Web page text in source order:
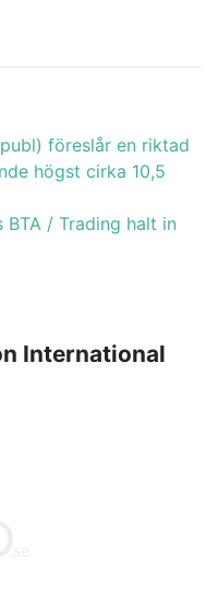
föreslår en riktad
högst cirka 10,5
BTA / Trading halt in
International